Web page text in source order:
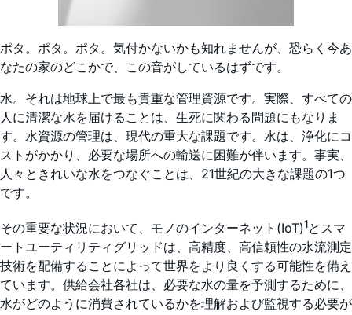
ポタ。ポタ。ポタ。気付かないかも知れませんが、恐らく今あ
なたの家のどこかで、この音がしているはずです。
水。それは地球上で最も貴重な管理資源です。実際、すべての
人に清潔な水を届けることは、生死に関わる問題にもなりま
す。水資源の管理は、現代の重大な課題です。水は、浄化にコ
ストがかかり、必要な場所への輸送に困難が伴います。事実、
人々ときれいな水をつなぐことは、21世紀の大きな課題の1つ
です。
その重要な状況において、モノのインターネット(IoT)1とスマ
ートユーティリティグリッドは、高精度、高信頼性の水流測定
技術を配備することによって世界をより良くする可能性を備え
ています。供給会社各社は、必要な水の量を予測するために、
水がどのように消費されているかを理解および監視する必要が